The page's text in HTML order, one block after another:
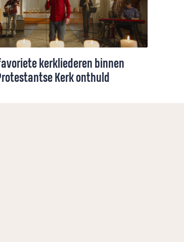
kerkliederen binnen
Kerk onthuld